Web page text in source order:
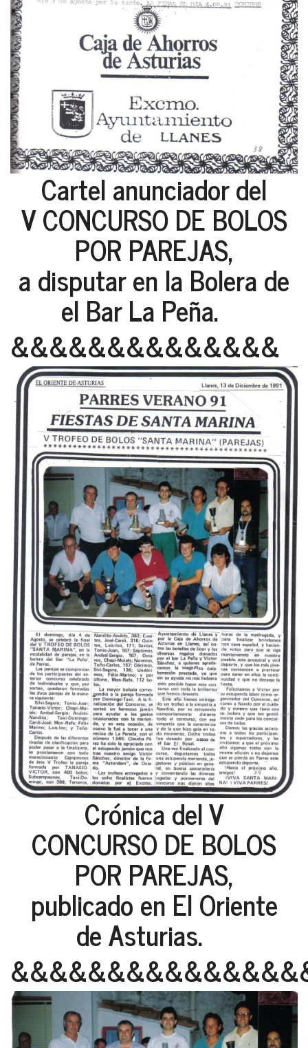
Cartel anunciador del
V CONCURSO DE BOLOS
POR PAREJAS,
a disputar en la Bolera de
el Bar La Peña.
&&&&&&&&&&&&&&
Crónica del V
CONCURSO DE BOLOS
POR PAREJAS,
publicado en El Oriente
de Asturias.